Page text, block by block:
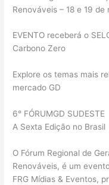
Renováveis – 18 e 19 de
EVENTO receberá o
Carbono Zero
Explore os temas mais
mercado GD
6° FÓRUMGD SUDESTE
A Sexta Edição no Brasil
O Fórum Regional de
Renováveis, é um
FRG Mídias & Eventos,